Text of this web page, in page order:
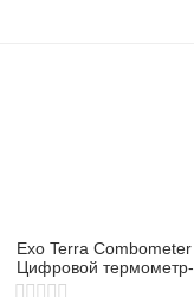
Exo Terra Combometer
Цифровой термометр-
гигрометр с выносным